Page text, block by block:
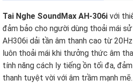
Tai Nghe SoundMax AH-306i với
đảm bảo cho người dùng thoải mái
AH306i dải tần âm thanh cao từ
luôn thoải mái khi thưởng thức âm
tính năng cách ly tiếng ồn tối đa,
thanh tuyệt vời với âm trầm mạnh mẽ.